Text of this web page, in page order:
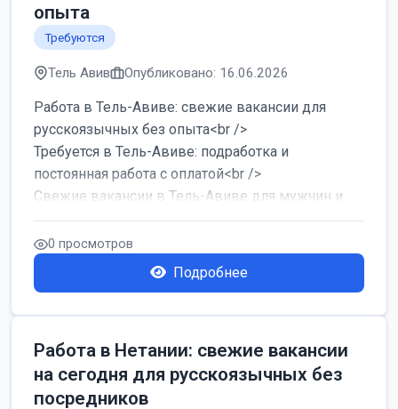
опыта
Требуются
Тель Авив Опубликовано: 16.06.2026
Работа в Тель-Авиве: свежие вакансии для
русскоязычных без опыта<br />
Требуется в Тель-Авиве: подработка и
постоянная работа с оплатой<br />
Свежие вакансии в Тель-Авиве для мужчин и
женщин от хозя...
0 просмотров
Подробнее
Работа в Нетании: свежие вакансии
на сегодня для русскоязычных без
посредников